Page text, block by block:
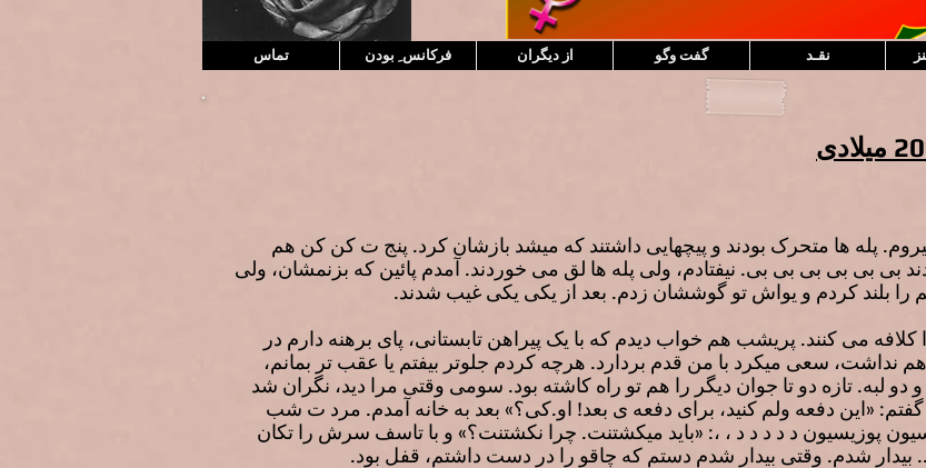
تماس فرکانس ِ بودن از دیگران گفت وگو نقـد
پله ها متحرک بودند و پیچهایی داشتند که میشد بازشان کرد. پنج ت کن کن هم
بی بی بی بی بی. نیفتادم، ولی پله ها لق می خوردند. آمدم پائین که بزنمشان، ولی
را بلند کردم و یواش تو گوششان زدم. بعد از یکی یکی غیب شدند.
کلافه می کنند. پریشب هم خواب دیدم که با یک پیراهن تابستانی، پای برهنه دارم در
جوانکی که 15 سال هم نداشت، سعی میکرد با من قدم بردارد. هرچه کردم جلوتر بیفتم یا عقب تر بمانم،
لبه. تازه دو تا جوان دیگر را هم تو راه کاشته بود. سومی وقتی مرا دید، نگران شد
«این دفعه ولم کنید، برای دفعه ی بعد! او.کی؟» بعد به خانه آمدم. مرد ت شب
د د د د د ، ،: «باید میکشتنت. چرا نکشتنت؟» و با تاسف سرش را تکان
شدم. وقتی بیدار شدم دستم که چاقو را در دست داشتم، قفل بود.